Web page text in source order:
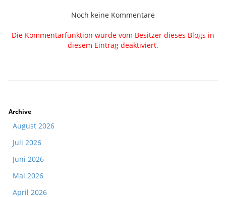
Noch keine Kommentare
Die Kommentarfunktion wurde vom Besitzer dieses Blogs in
diesem Eintrag deaktiviert.
Archive
August 2026
Juli 2026
Juni 2026
Mai 2026
April 2026